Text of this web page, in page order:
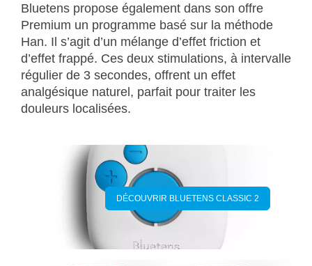
Bluetens propose également dans son offre
Premium un programme basé sur la méthode
Han. Il s’agit d’un mélange d’effet friction et
d’effet frappé. Ces deux stimulations, à intervalle
régulier de 3 secondes, offrent un effet
analgésique naturel, parfait pour traiter les
douleurs localisées.
DÉCOUVRIR BLUETENS CLASSIC 2